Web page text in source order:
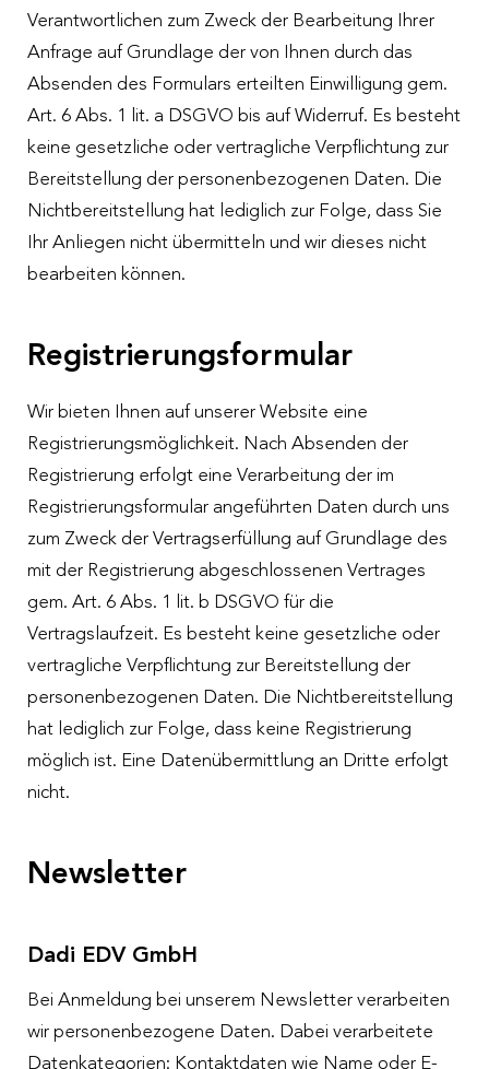
Verantwortlichen zum Zweck der Bearbeitung Ihrer
Anfrage auf Grundlage der von Ihnen durch das
Absenden des Formulars erteilten Einwilligung gem.
Art. 6 Abs. 1 lit. a DSGVO bis auf Widerruf. Es besteht
keine gesetzliche oder vertragliche Verpflichtung zur
Bereitstellung der personenbezogenen Daten. Die
Nichtbereitstellung hat lediglich zur Folge, dass Sie
Ihr Anliegen nicht übermitteln und wir dieses nicht
bearbeiten können.
Registrierungsformular
Wir bieten Ihnen auf unserer Website eine
Registrierungsmöglichkeit. Nach Absenden der
Registrierung erfolgt eine Verarbeitung der im
Registrierungsformular angeführten Daten durch uns
zum Zweck der Vertragserfüllung auf Grundlage des
mit der Registrierung abgeschlossenen Vertrages
gem. Art. 6 Abs. 1 lit. b DSGVO für die
Vertragslaufzeit. Es besteht keine gesetzliche oder
vertragliche Verpflichtung zur Bereitstellung der
personenbezogenen Daten. Die Nichtbereitstellung
hat lediglich zur Folge, dass keine Registrierung
möglich ist. Eine Datenübermittlung an Dritte erfolgt
nicht.
Newsletter
Dadi EDV GmbH
Bei Anmeldung bei unserem Newsletter verarbeiten
wir personenbezogene Daten. Dabei verarbeitete
Datenkategorien: Kontaktdaten wie Name oder E-